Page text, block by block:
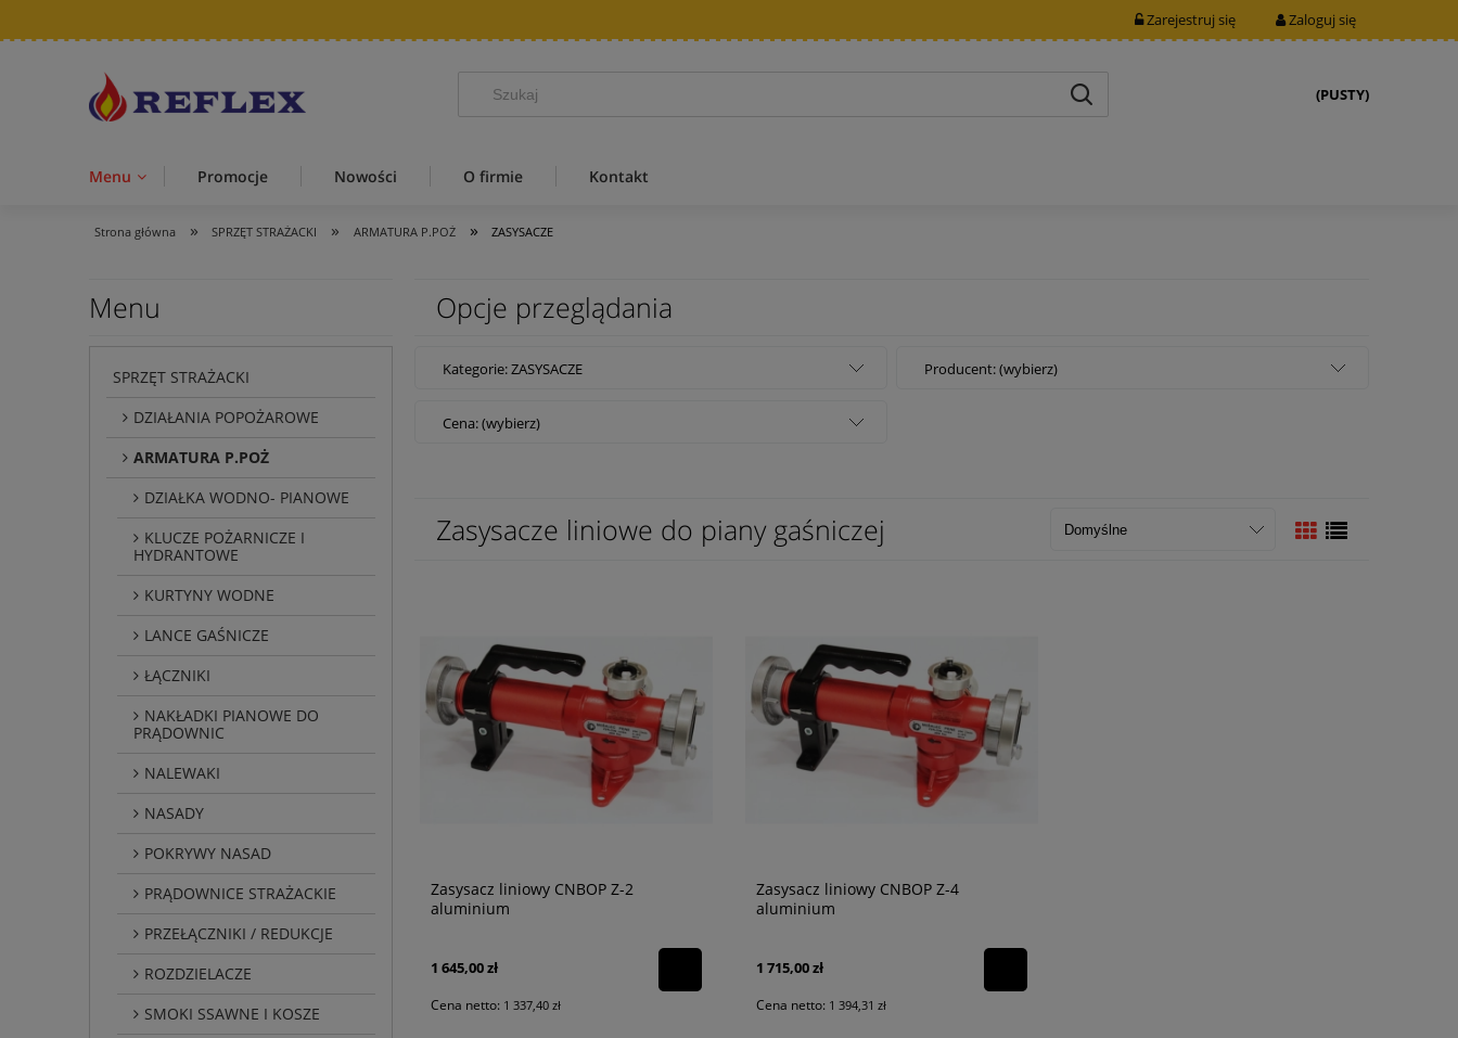
Zarejestruj się Zaloguj się
(PUSTY)
Menu Promocje Nowości O firmie Kontakt
Strona główna » SPRZĘT STRAŻACKI » ARMATURA P.POŻ » ZASYSACZE
Menu
SPRZĘT STRAŻACKI
DZIAŁANIA POPOŻAROWE
ARMATURA P.POŻ
DZIAŁKA WODNO- PIANOWE
KLUCZE POŻARNICZE I
HYDRANTOWE
KURTYNY WODNE
LANCE GAŚNICZE
ŁĄCZNIKI
NAKŁADKI PIANOWE DO
PRĄDOWNIC
NALEWAKI
NASADY
POKRYWY NASAD
PRĄDOWNICE STRAŻACKIE
PRZEŁĄCZNIKI / REDUKCJE
ROZDZIELACZE
SMOKI SSAWNE I KOSZE
Opcje przeglądania
Kategorie: ZASYSACZE Producent: (wybierz)
Cena: (wybierz)
Zasysacze liniowe do piany gaśniczej
Zasysacz liniowy CNBOP Z-2
aluminium
1 645,00 zł
Cena netto: 1 337,40 zł
Zasysacz liniowy CNBOP Z-4
aluminium
1 715,00 zł
Cena netto: 1 394,31 zł